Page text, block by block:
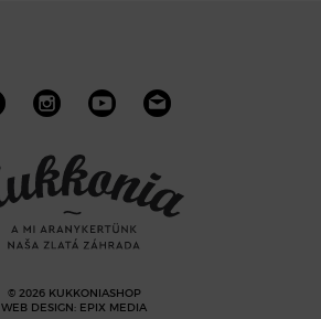
© 2026 KUKKONIASHOP
WEB DESIGN: EPIX MEDIA